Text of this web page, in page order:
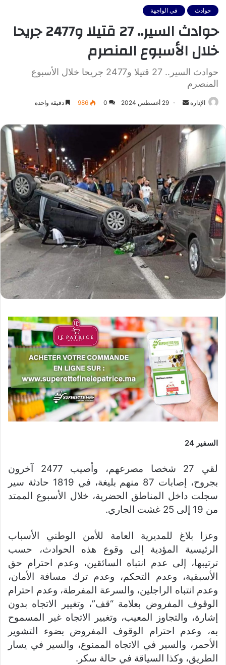
حوادث في الواجهة
حوادث السير.. 27 قتيلا و2477 جريحا
خلال الأسبوع المنصرم
حوادث السير.. 27 قتيلا و2477 جريحا خلال الأسبوع
المنصرم
الإدارة
أرسل
إلكترونيا
29 أغسطس 2024 0
986 دقيقة واحدة
السفير 24
لقي 27 شخصا مصرعهم، وأصيب 2477 آخرون
بجروح، إصابات 87 منهم بليغة، في 1819 حادثة سير
سجلت داخل المناطق الحضرية، خلال الأسبوع الممتد
من 19 إلى 25 غشت الجاري.
وعزا بلاغ للمديرية العامة للأمن الوطني الأسباب
الرئيسية المؤدية إلى وقوع هذه الحوادث، حسب
ترتيبها، إلى عدم انتباه السائقين، وعدم احترام حق
الأسبقية، وعدم التحكم، وعدم ترك مسافة الأمان،
وعدم انتباه الراجلين، والسرعة المفرطة، وعدم احترام
الوقوف المفروض بعلامة “قف”، وتغيير الاتجاه بدون
إشارة، والتجاوز المعيب، وتغيير الاتجاه غير المسموح
به، وعدم احترام الوقوف المفروض بضوء التشوير
الأحمر، والسير في الاتجاه الممنوع، والسير في يسار
الطريق، وكذا السياقة في حالة سكر.